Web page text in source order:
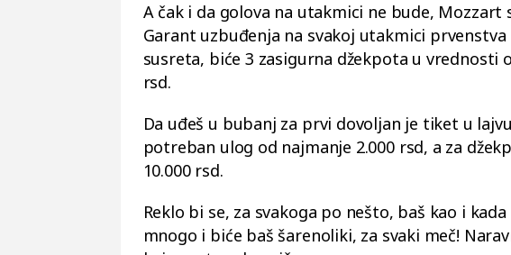
A čak i da golova na utakmici ne bude, Mozzart
Garant uzbuđenja na svakoj utakmici
susreta, biće 3 zasigurna džekpota u vrednosti
rsd.
Da uđeš u bubanj za prvi dovoljan je tiket u
potreban ulog od najmanje 2.000 rsd, a za
10.000 rsd.
Reklo bi se, za svakoga po nešto, baš kao i kada
mnogo i biće baš šarenoliki, za svaki meč!